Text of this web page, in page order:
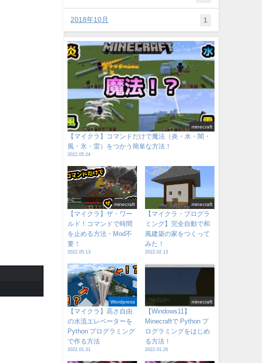
2018年10月 1
minecraft
【マイクラ】コマンドだけで魔法（炎・水・闇・
風・氷・雷）をつかう簡単な方法！
2022.05.24
minecraft
【マイクラ】ザ・ワー
ルド！コマンドで時間
を止める方法・Mod不
要！
2022.05.13
minecraft
【マイクラ・プログラ
ミング】完全自動で和
風建築の家をつくって
みた！
2022.02.13
Wordpress
【マイクラ】高さ自由
の水流エレベーターを
Python プログラミング
で作る方法
2022.01.31
minecraft
【Windows11】
Minecraftで Python プ
ログラミングをはじめ
る方法！
2022.01.26